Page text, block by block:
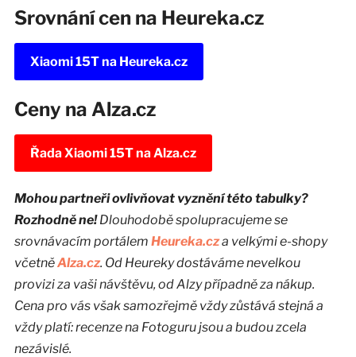
Srovnání cen na Heureka.cz
Xiaomi 15T na Heureka.cz
Ceny na Alza.cz
Řada Xiaomi 15T na Alza.cz
Mohou partneři ovlivňovat vyznění této tabulky?
Rozhodně ne!Dlouhodobě spolupracujeme se
srovnávacím portálem Heureka.cza velkými e-shopy
včetněAlza.cz. Od Heureky dostáváme nevelkou
provizi za vaši návštěvu, od Alzy případně za nákup.
Cena pro vás však samozřejmě vždy zůstává stejná a
vždy platí: recenze na Fotoguru jsou a budou zcela
nezávislé.